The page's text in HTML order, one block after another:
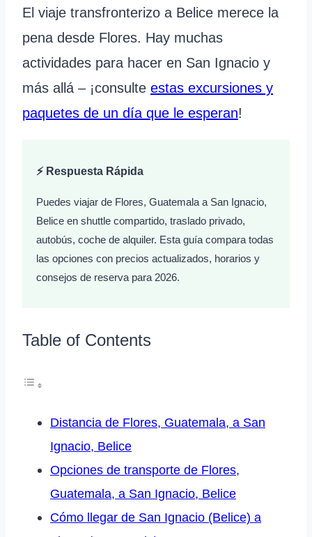
El viaje transfronterizo a Belice merece la
pena desde Flores. Hay muchas
actividades para hacer en San Ignacio y
más allá – ¡consulte estas excursiones y
paquetes de un día que le esperan!
⚡ Respuesta Rápida
Puedes viajar de Flores, Guatemala a San Ignacio,
Belice en shuttle compartido, traslado privado,
autobús, coche de alquiler. Esta guía compara todas
las opciones con precios actualizados, horarios y
consejos de reserva para 2026.
Table of Contents
Distancia de Flores, Guatemala, a San
Ignacio, Belice
Opciones de transporte de Flores,
Guatemala, a San Ignacio, Belice
Cómo llegar de San Ignacio (Belice) a